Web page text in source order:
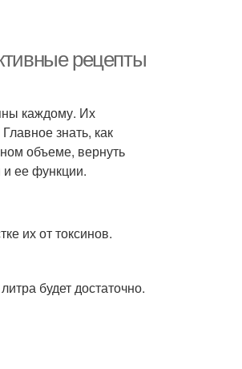
рецепты
каждому. Их
знать, как
объеме, вернуть
и ее функции.
их от токсинов.
будет достаточно.